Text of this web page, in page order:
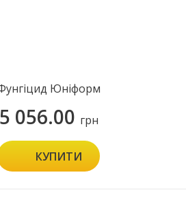
Юніформ
5 056.00 грн
КУПИТИ